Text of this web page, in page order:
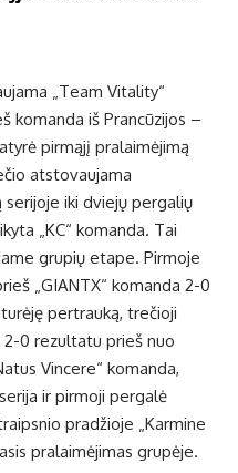
„Team Vitality“
komanda iš Prancūzijos –
pirmąjį pralaimėjimą
atstovaujama
serijoje iki dviejų pergalių
„KC“ komanda. Tai
grupių etape. Pirmoje
„GIANTX“ komanda 2-0
pertrauką, trečioji
0 rezultatu prieš nuo
Vincere“ komanda,
ir pirmoji pergalė
pradžioje „Karmine
pralaimėjimas grupėje.